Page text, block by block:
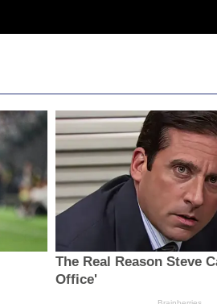
The Real Reason Steve
Office'